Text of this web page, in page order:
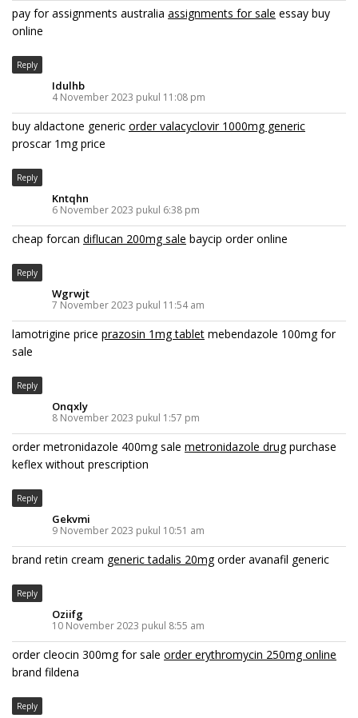
pay for assignments australia assignments for sale essay buy
online
Reply
Idulhb
4 November 2023 pukul 11:08 pm
buy aldactone generic order valacyclovir 1000mg generic
proscar 1mg price
Reply
Kntqhn
6 November 2023 pukul 6:38 pm
cheap forcan diflucan 200mg sale baycip order online
Reply
Wgrwjt
7 November 2023 pukul 11:54 am
lamotrigine price prazosin 1mg tablet mebendazole 100mg for
sale
Reply
Onqxly
8 November 2023 pukul 1:57 pm
order metronidazole 400mg sale metronidazole drugpurchase
keflex without prescription
Reply
Gekvmi
9 November 2023 pukul 10:51 am
brand retin cream generic tadalis 20mgorder avanafil generic
Reply
Oziifg
10 November 2023 pukul 8:55 am
order cleocin 300mg for sale order erythromycin 250mg online
brand fildena
Reply